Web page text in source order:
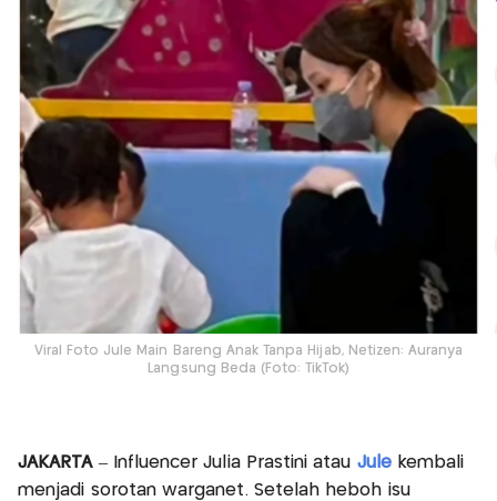
Viral Foto Jule Main Bareng Anak Tanpa Hijab, Netizen: Auranya
Langsung Beda (Foto: TikTok)
JAKARTA– Influencer Julia Prastini atau Julekembali
menjadi sorotan warganet. Setelah heboh isu